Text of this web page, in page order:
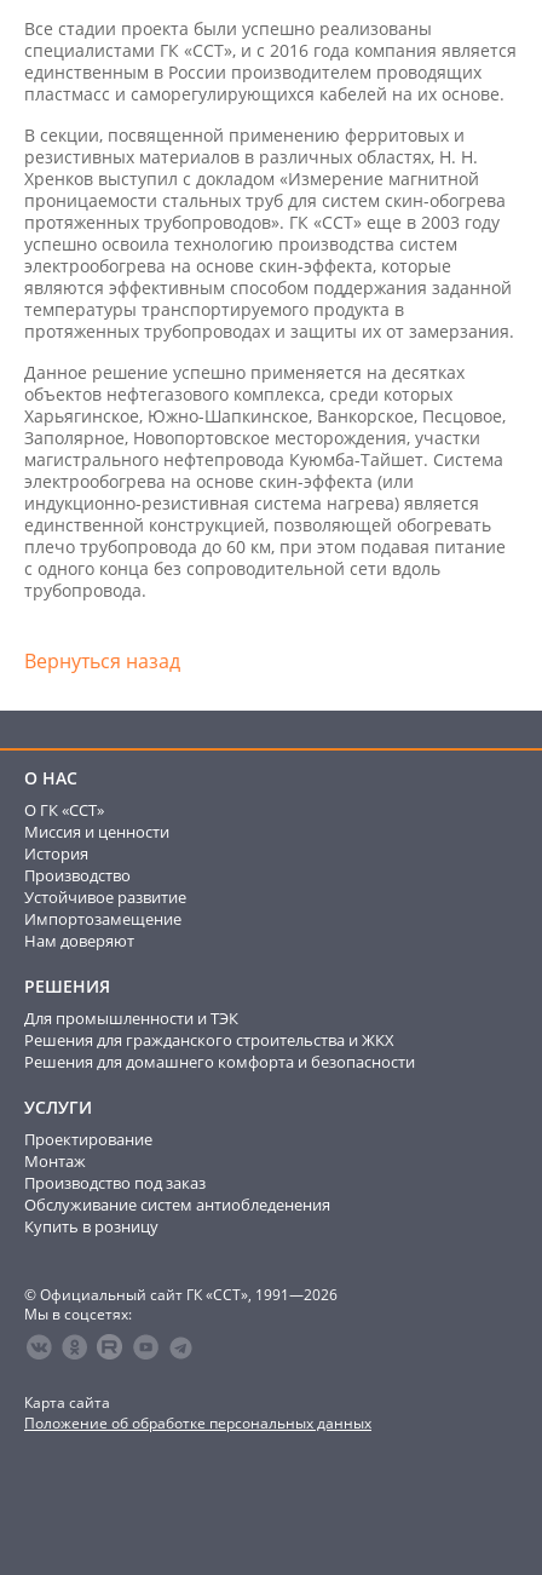
Все стадии проекта были успешно реализованы
специалистами ГК «ССТ», и с 2016 года компания является
единственным в России производителем проводящих
пластмасс и саморегулирующихся кабелей на их основе.
В секции, посвященной применению ферритовых и
резистивных материалов в различных областях, Н. Н.
Хренков выступил с докладом «Измерение магнитной
проницаемости стальных труб для систем скин-обогрева
протяженных трубопроводов». ГК «ССТ» еще в 2003 году
успешно освоила технологию производства систем
электрообогрева на основе скин-эффекта, которые
являются эффективным способом поддержания заданной
температуры транспортируемого продукта в
протяженных трубопроводах и защиты их от замерзания.
Данное решение успешно применяется на десятках
объектов нефтегазового комплекса, среди которых
Харьягинское, Южно-Шапкинское, Ванкорское, Песцовое,
Заполярное, Новопортовское месторождения, участки
магистрального нефтепровода Куюмба-Тайшет. Система
электрообогрева на основе скин-эффекта (или
индукционно-резистивная система нагрева) является
единственной конструкцией, позволяющей обогревать
плечо трубопровода до 60 км, при этом подавая питание
с одного конца без сопроводительной сети вдоль
трубопровода.
Вернуться назад
О НАС
О ГК «ССТ»
Миссия и ценности
История
Производство
Устойчивое развитие
Импортозамещение
Нам доверяют
РЕШЕНИЯ
Для промышленности и ТЭК
Решения для гражданского строительства и ЖКХ
Решения для домашнего комфорта и безопасности
УСЛУГИ
Проектирование
Монтаж
Производство под заказ
Обслуживание систем антиобледенения
Купить в розницу
© Официальный сайт ГК «ССТ», 1991—2026
Мы в соцсетях:
Карта сайта
Положение об обработке персональных данных